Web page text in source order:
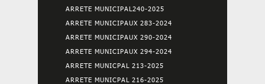
ARRETE MUNICIPAL240-2025
ARRETE MUNICIPAUX 283-2024
ARRETE MUNICIPAUX 290-2024
ARRETE MUNICIPAUX 294-2024
ARRETE MUNICPAL 213-2025
ARRETE MUNICPAL 216-2025